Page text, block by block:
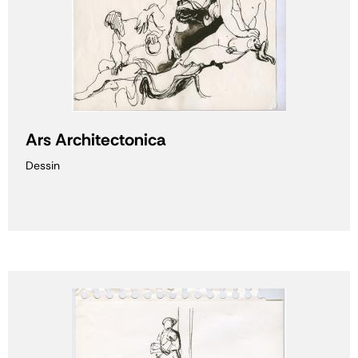
Ars Architectonica
Dessin